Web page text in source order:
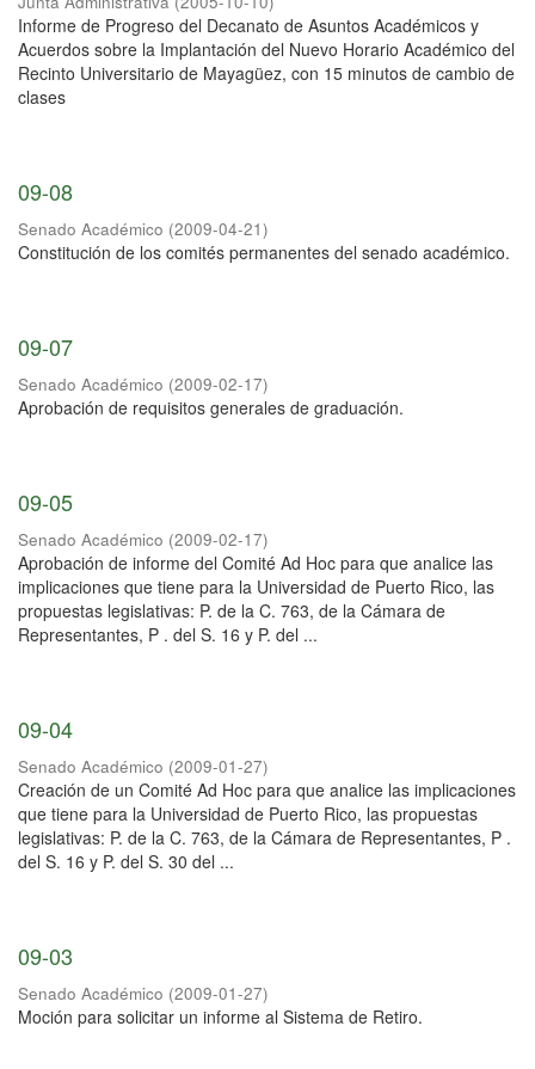
Informe de Progreso del Decanato de Asuntos Académicos y
Acuerdos sobre la Implantación del Nuevo Horario Académico del
Recinto Universitario de Mayagüez, con 15 minutos de cambio de
clases
09-08
Senado Académico (2009-04-21)
Constitución de los comités permanentes del senado académico.
09-07
Senado Académico (2009-02-17)
Aprobación de requisitos generales de graduación.
09-05
Senado Académico (2009-02-17)
Aprobación de informe del Comité Ad Hoc para que analice las
implicaciones que tiene para la Universidad de Puerto Rico, las
propuestas legislativas: P. de la C. 763, de la Cámara de
Representantes, P . del S. 16 y P. del ...
09-04
Senado Académico (2009-01-27)
Creación de un Comité Ad Hoc para que analice las implicaciones
que tiene para la Universidad de Puerto Rico, las propuestas
legislativas: P. de la C. 763, de la Cámara de Representantes, P .
del S. 16 y P. del S. 30 del ...
09-03
Senado Académico (2009-01-27)
Moción para solicitar un informe al Sistema de Retiro.